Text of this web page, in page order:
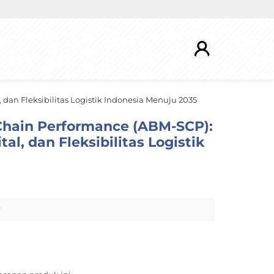
dan Fleksibilitas Logistik Indonesia Menuju 2035
Performance (ABM-SCP):
dan Fleksibilitas Logistik